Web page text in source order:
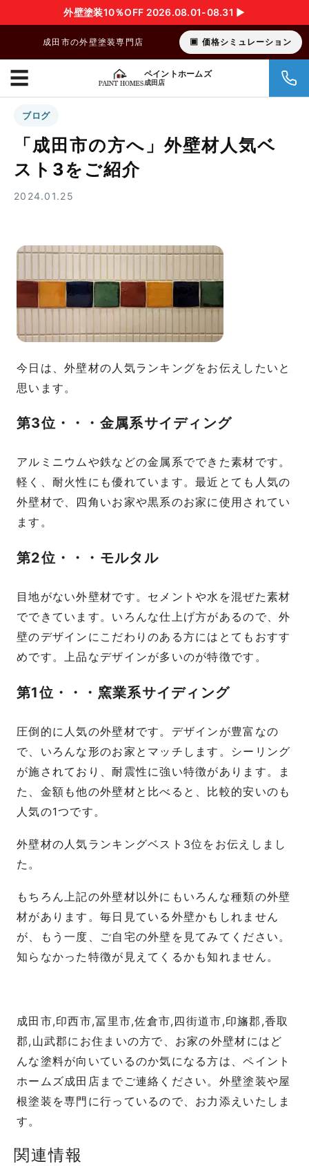
外壁塗装10％OFF 2026.08.01-08.31 ▶︎
成田市の外壁塗装専門店 価格シミュレーション
ペイントホームズ
成田店
☰
ブログ
「成田市の方へ」外壁材人気ベ
スト3をご紹介
2024.01.25
今日は、外壁材の人気ランキングをお伝えしたいと
思います。
第3位・・・金属系サイディング
アルミニウムや鉄などの金属系でできた素材です。
軽く、耐火性にも優れています。最近とても人気の
外壁材で、四角いお家や黒系のお家に使用されてい
ます。
第2位・・・モルタル
目地がない外壁材です。セメントや水を混ぜた素材
でできています。いろんな仕上げ方があるので、外
壁のデザインにこだわりのある方にはとてもおすす
めです。上品なデザインが多いのが特徴です。
第1位・・・窯業系サイディング
圧倒的に人気の外壁材です。デザインが豊富なの
で、いろんな形のお家とマッチします。シーリング
が施されており、耐震性に強い特徴があります。ま
た、金額も他の外壁材と比べると、比較的安いのも
人気の1つです。
外壁材の人気ランキングベスト3位をお伝えしまし
た。
もちろん上記の外壁材以外にもいろんな種類の外壁
材があります。毎日見ている外壁かもしれません
が、もう一度、ご自宅の外壁を見てみてください。
知らなかった特徴が見えてくるかも知れません。
成田市,印西市,冨里市,佐倉市,四街道市,印旛郡,香取
郡,山武郡にお住まいの方で、お家の外壁材にはど
んな塗料が向いているのか気になる方は、ペイント
ホームズ成田店までご連絡ください。外壁塗装や屋
根塗装を専門に行っているので、お力添えいたしま
す。
関連情報